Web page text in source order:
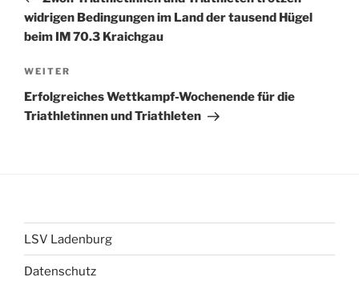
widrigen Bedingungen im Land der tausend Hügel
beim IM 70.3 Kraichgau
Nächster
Beitrag
WEITER
Erfolgreiches Wettkampf-Wochenende für die
Triathletinnen und Triathleten
LSV Ladenburg
Datenschutz